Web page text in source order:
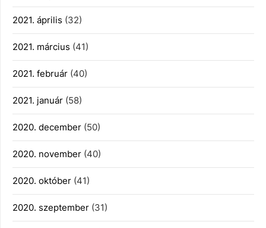
2021. április (32)
2021. március (41)
2021. február (40)
2021. január (58)
2020. december (50)
2020. november (40)
2020. október (41)
2020. szeptember (31)